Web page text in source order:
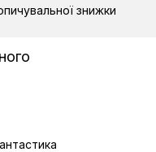
знижки